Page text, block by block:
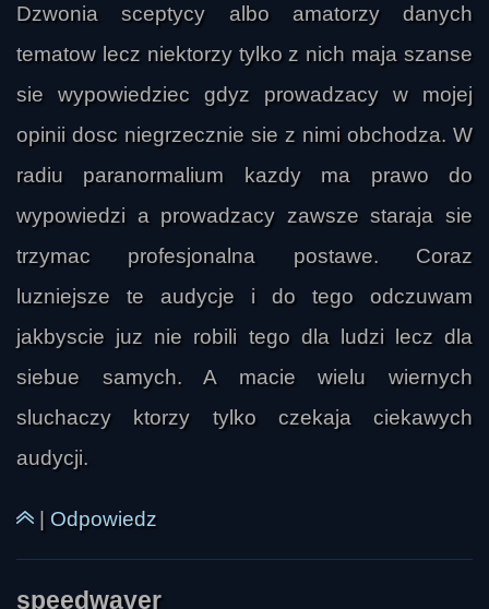
Dzwonia sceptycy albo amatorzy danych
tematow lecz niektorzy tylko z nich maja szanse
sie wypowiedziec gdyz prowadzacy w mojej
opinii dosc niegrzecznie sie z nimi obchodza. W
radiu paranormalium kazdy ma prawo do
wypowiedzi a prowadzacy zawsze staraja sie
trzymac profesjonalna postawe. Coraz
luzniejsze te audycje i do tego odczuwam
jakbyscie juz nie robili tego dla ludzi lecz dla
siebue samych. A macie wielu wiernych
sluchaczy ktorzy tylko czekaja ciekawych
audycji.
| Odpowiedz
beat euro